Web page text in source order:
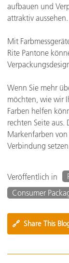
aufbauen und
attraktiv aussehen.
Mit
Rite Pantone
Wenn Sie mehr
möchten, wie wir
Farben helfen
rechten Seite aus.
Markenfarben
Verbindung
Veröffentlich in
Consumer
🔗 Share This